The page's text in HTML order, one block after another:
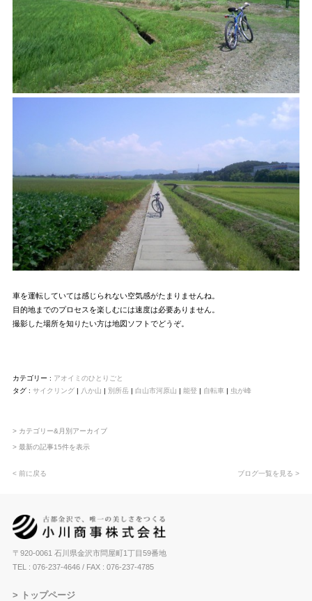
車を運転していては感じられない空気感がたまりませんね。
目的地までのプロセスを楽しむには速度は必要ありません。
撮影した場所を知りたい方は地図ソフトでどうぞ。
カテゴリー : アオイミのひとりごと
タグ : サイクリング| 八か山 | 別所岳| 白山市河原山 | 能登| 自転車 | 虫が峰
> カテゴリー&月別アーカイブ
> 最新の記事15件を表示
< 前に戻る ブログ一覧を見る >
〒920-0061 石川県金沢市問屋町1丁目59番地
TEL : 076-237-4646/ FAX : 076-237-4785
トップページ